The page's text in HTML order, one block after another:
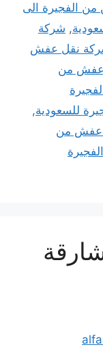
الفجيرة الى
, شركة
نقل عفش
عفش من
للسعودية,
عفش من